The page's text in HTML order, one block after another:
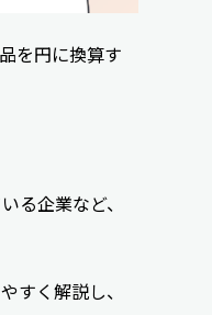
を円に換算す
る企業など、
すく解説し、